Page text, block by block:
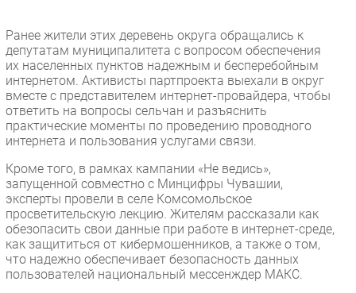
Безопасность
Инновации
CIO/Управление ИТ
Гаджеты
Здоровье
РАЗДЕЛЫ
Новости
Аналитика
Интервью
Мероприятия
Ранее жители этих деревень округа обращались к
депутатам муниципалитета с вопросом обеспечения
их населенных пунктов надежным и бесперебойным
интернетом. Активисты партпроекта выехали в округ
вместе с представителем интернет-провайдера, чтобы
ответить на вопросы сельчан и разъяснить
практические моменты по проведению проводного
интернета и пользования услугами связи.
Кроме того, в рамках кампании «Не ведись»,
запущенной совместно с Минцифры Чувашии,
эксперты провели в селе Комсомольское
просветительскую лекцию. Жителям рассказали как
обезопасить свои данные при работе в интернет-среде,
как защититься от кибермошенников, а также о том,
что надежно обеспечивает безопасность данных
пользователей национальный мессенждер МАКС.